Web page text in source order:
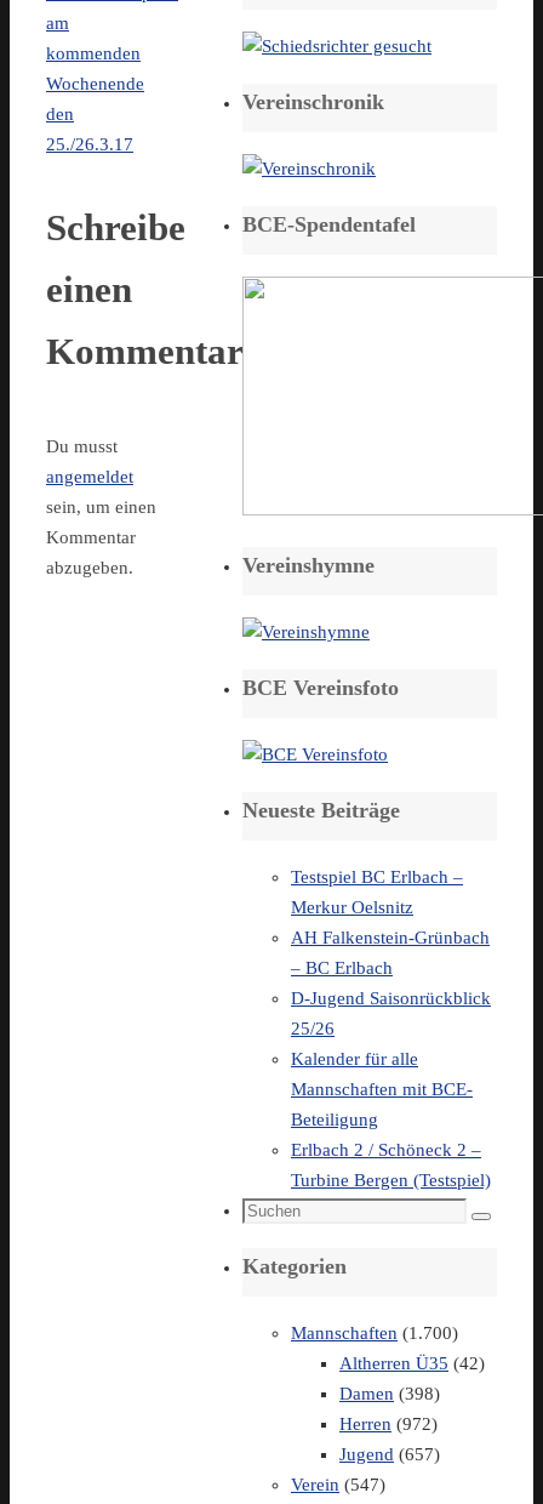
am
kommenden
Wochenende
den
25./26.3.17
Schreibe
einen
Kommentar
Du musst
angemeldet
sein, um einen
Kommentar
abzugeben.
Vereinschronik
BCE-Spendentafel
Vereinshymne
BCE Vereinsfoto
Neueste Beiträge
Testspiel BC Erlbach –
Merkur Oelsnitz
AH Falkenstein-Grünbach
– BC Erlbach
D-Jugend Saisonrückblick
25/26
Kalender für alle
Mannschaften mit BCE-
Beteiligung
Erlbach 2 / Schöneck 2 –
Turbine Bergen (Testspiel)
Suchen
Suchen
Kategorien
Mannschaften (1.700)
Altherren Ü35 (42)
Damen (398)
Herren (972)
Jugend (657)
Verein (547)